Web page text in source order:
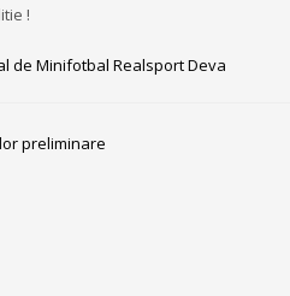
!
de Minifotbal Realsport Deva